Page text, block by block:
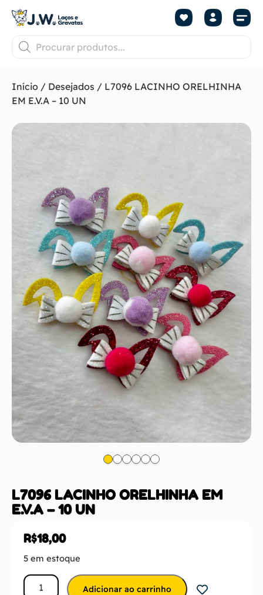
Início / Desejados / L7096 LACINHO ORELHINHA
EM E.V.A – 10 UN
L7096 LACINHO ORELHINHA EM
E.V.A – 10 UN
R$18,00
5 em estoque
Adicionar ao carrinho